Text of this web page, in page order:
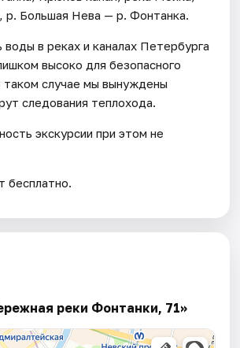
р. Большая Нева — р. Фонтанка.
воды в реках и каналах Петербурга
высоко для безопасного
таком случае мы вынуждены
следования теплохода.
экскурсии при этом не
бесплатно.
реки Фонтанки, 71»